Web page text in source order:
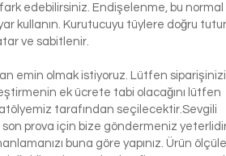
fark edebilirsiniz. Endişelenme, bu normal
kullanın. Kurutucuyu tüylere doğru
ve sabitlenir.
emin olmak istiyoruz. Lütfen
ek ücrete tabi olacağını lütfen
tarafından seçilecektir.Sevgili
prova için bize göndermeniz
buna göre yapınız. Ürün